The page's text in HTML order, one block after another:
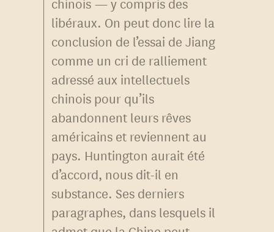
libéraux. On peut donc lire la
conclusion de l’essai de Jiang
comme un cri de ralliement
adressé aux intellectuels
chinois pour qu’ils
abandonnent leurs rêves
américains et reviennent au
pays. Huntington aurait été
d’accord, nous dit-il en
substance. Ses derniers
paragraphes, dans lesquels il